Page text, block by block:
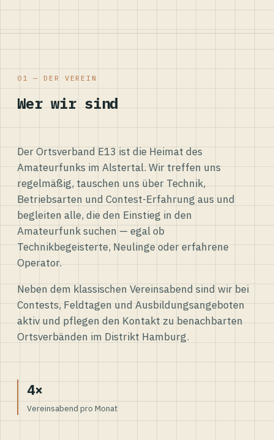
01 — DER VEREIN
Wer wir sind
Der Ortsverband E13 ist die Heimat des
Amateurfunks im Alstertal. Wir treffen uns
regelmäßig, tauschen uns über Technik,
Betriebsarten und Contest-Erfahrung aus und
begleiten alle, die den Einstieg in den
Amateurfunk suchen — egal ob
Technikbegeisterte, Neulinge oder erfahrene
Operator.
Neben dem klassischen Vereinsabend sind wir bei
Contests, Feldtagen und Ausbildungsangeboten
aktiv und pflegen den Kontakt zu benachbarten
Ortsverbänden im Distrikt Hamburg.
4×
Vereinsabend pro Monat